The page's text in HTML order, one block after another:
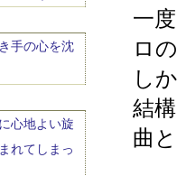
手の心を沈
心地よい旋
れてしまっ
一
ロ
し
結
曲